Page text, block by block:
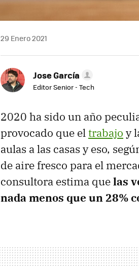
29 Enero 2021
Jose García
Editor Senior - Tech
2020 ha sido un año
provocado que eltrabajo y
aulas a las casas y eso,
de aire fresco para el
consultora estima quelas
nada menos que un 28%